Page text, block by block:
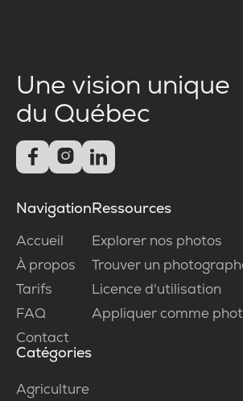
Une vision unique
du Québec
  
Navigation
Accueil
À propos
Tarifs
FAQ
Contact
Ressources
Explorer nos photos
Trouver un
Licence d'utilisation
Appliquer comme
Catégories
Agriculture